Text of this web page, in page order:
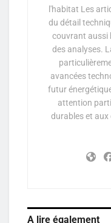
l'habitat Les
du détail
couvrant aussi
des analyses.
avancées
futur
attention
durables et
A lire également